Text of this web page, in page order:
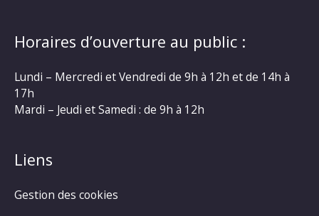
Horaires d’ouverture au public :
Lundi – Mercredi et Vendredi de 9h à 12h et de 14h à
17h
Mardi – Jeudi et Samedi : de 9h à 12h
Liens
Gestion des cookies